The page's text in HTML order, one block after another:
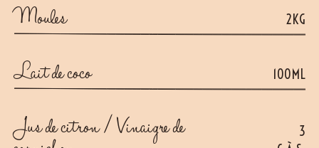
Moules 2KG
Lait de coco 100ML
Jus de citron / Vinaigre de
3